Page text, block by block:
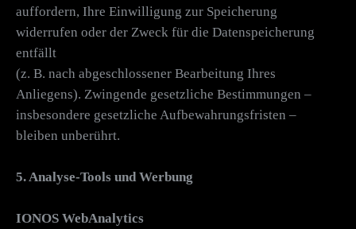
auffordern, Ihre Einwilligung zur Speicherung
widerrufen oder der Zweck für die Datenspeicherung
entfällt
(z. B. nach abgeschlossener Bearbeitung Ihres
Anliegens). Zwingende gesetzliche Bestimmungen –
insbesondere gesetzliche Aufbewahrungsfristen –
bleiben unberührt.
5. Analyse-Tools und Werbung
IONOS WebAnalytics